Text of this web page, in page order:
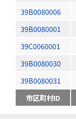
39B0080006
39B0080001
39C0060001
39B0080030
39B0080031
市区町村ID